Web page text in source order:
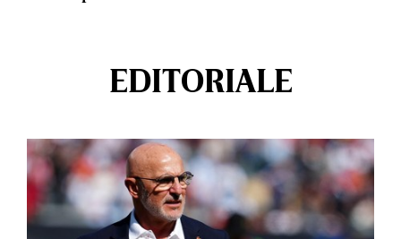
EDITORIALE